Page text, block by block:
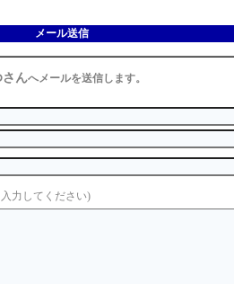
メール送信
さんへメールを送信します。
力してください)